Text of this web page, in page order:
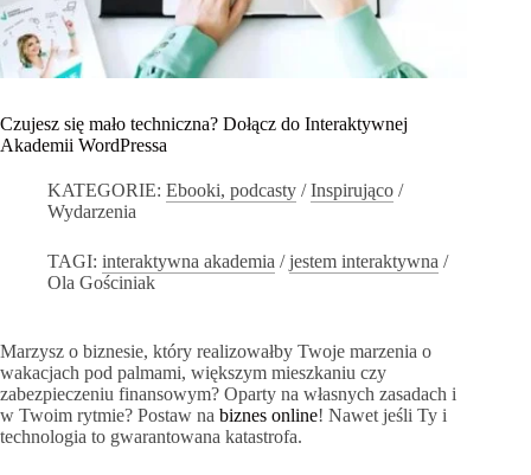
Czujesz się mało techniczna? Dołącz do Interaktywnej
Akademii WordPressa
KATEGORIE: Ebooki, podcasty /Inspirująco /
Wydarzenia
TAGI: interaktywna akademia /jestem interaktywna /
Ola Gościniak
Marzysz o biznesie, który realizowałby Twoje marzenia o
wakacjach pod palmami, większym mieszkaniu czy
zabezpieczeniu finansowym? Oparty na własnych zasadach i
w Twoim rytmie? Postaw na biznes online! Nawet jeśli Ty i
technologia to gwarantowana katastrofa.